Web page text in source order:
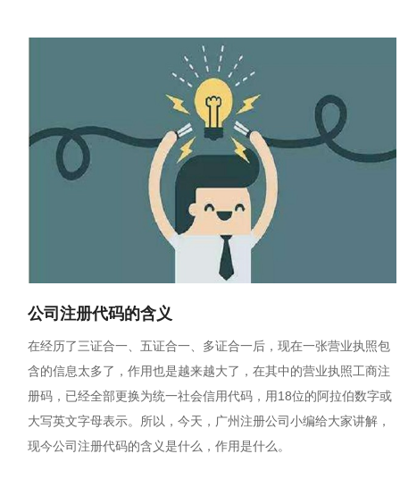
公司注册代码的含义
在经历了三证合一、五证合一、多证合一后，现在一张营业执照包
含的信息太多了，作用也是越来越大了，在其中的营业执照工商注
册码，已经全部更换为统一社会信用代码，用18位的阿拉伯数字或
大写英文字母表示。所以，今天，广州注册公司小编给大家讲解，
现今公司注册代码的含义是什么，作用是什么。